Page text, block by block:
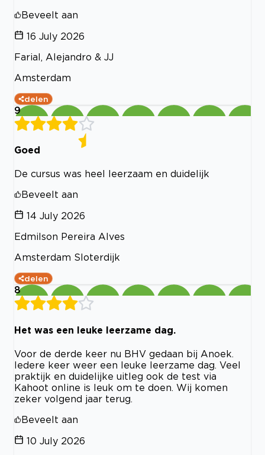
Beveelt aan
16 July 2026
Farial, Alejandro & JJ
Amsterdam
delen
9
Goed
De cursus was heel leerzaam en duidelijk
Beveelt aan
14 July 2026
Edmilson Pereira Alves
Amsterdam Sloterdijk
delen
8
Het was een leuke leerzame dag.
Voor de derde keer nu BHV gedaan bij Anoek.
Iedere keer weer een leuke leerzame dag. Veel
praktijk en duidelijke uitleg ook de test via
Kahoot online is leuk om te doen. Wij komen
zeker volgend jaar terug.
Beveelt aan
10 July 2026